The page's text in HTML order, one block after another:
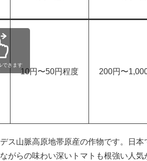
10円〜50円程度 200円〜
できます
ス山脈高原地帯原産の作物です。日本
がらの味わい深いトマトも根強い人気